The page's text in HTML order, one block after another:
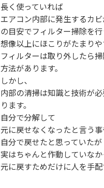
長く使っていれば
エアコン内部に発生するカ
の目安でフィルター掃除を行
想像以上にほこりがたまりや
フィルターは取り外したら
方法があります。
しかし、
内部の清掃は知識と技術が
ります。
自分で分解して
元に戻せなくなったと言う事
自分で戻せたと思っていたが
実はちゃんと作動していな
元に戻すためだけに人を手